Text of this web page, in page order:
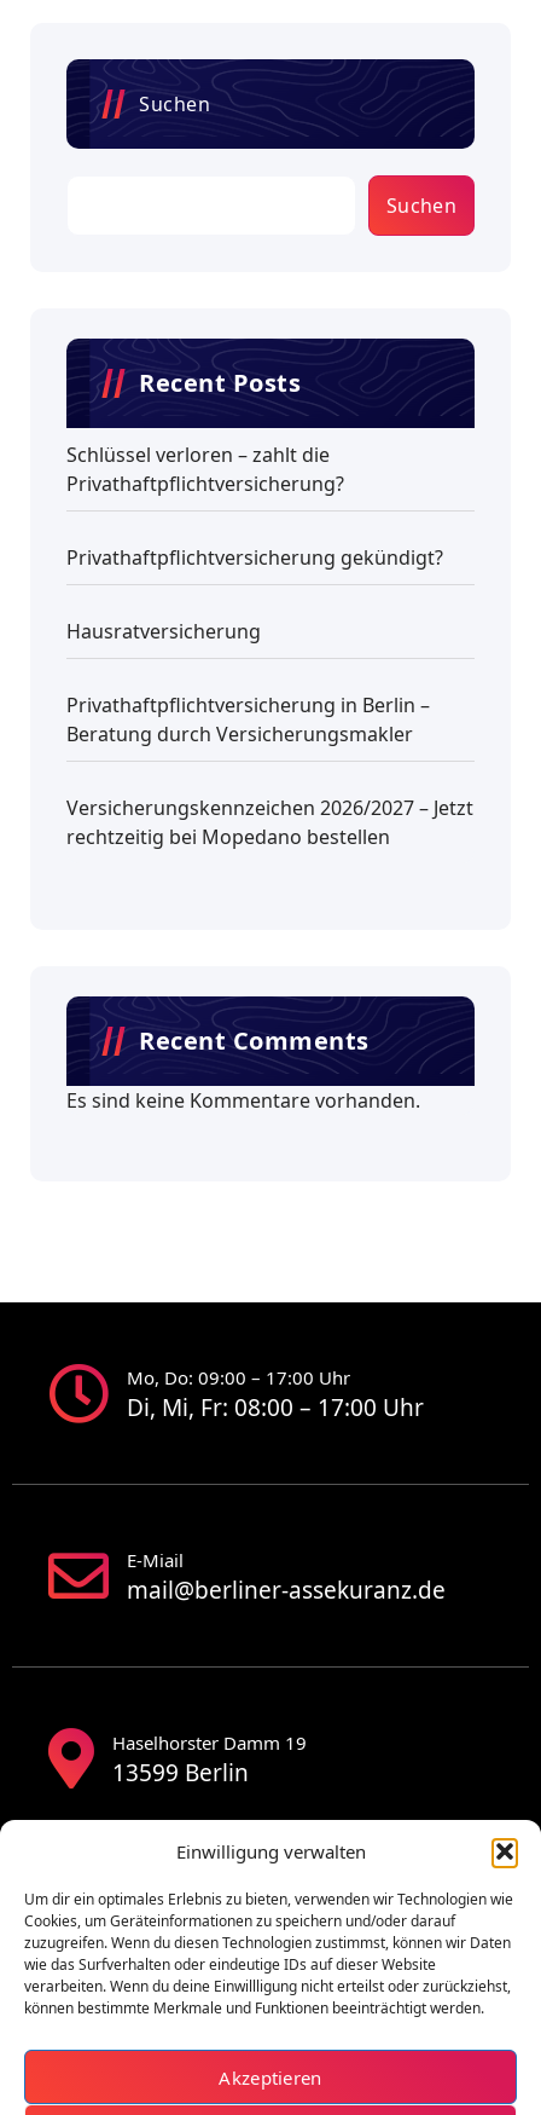
Einwilligung verwalten
Um dir ein optimales Erlebnis zu bieten, verwenden wir Technologien wie
Cookies, um Geräteinformationen zu speichern und/oder darauf
zuzugreifen. Wenn du diesen Technologien zustimmst, können wir Daten
wie das Surfverhalten oder eindeutige IDs auf dieser Website
verarbeiten. Wenn du deine Einwillligung nicht erteilst oder zurückziehst,
können bestimmte Merkmale und Funktionen beeinträchtigt werden.
Akzeptieren
Suchen
Suchen
Recent Posts
Schlüssel verloren – zahlt die
Privathaftpflichtversicherung?
Privathaftpflichtversicherung gekündigt?
Hausratversicherung
Privathaftpflichtversicherung in Berlin –
Beratung durch Versicherungsmakler
Versicherungskennzeichen 2026/2027 – Jetzt
rechtzeitig bei Mopedano bestellen
Recent Comments
Es sind keine Kommentare vorhanden.
Mo, Do: 09:00 – 17:00 Uhr
Di, Mi, Fr: 08:00 – 17:00 Uhr
E-Miail
mail@berliner-assekuranz.de
Haselhorster Damm 19
13599 Berlin